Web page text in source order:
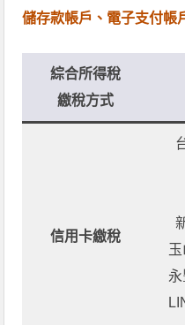
儲存款帳戶、電子支付帳
綜合所得稅
繳稅方式
信用卡繳稅